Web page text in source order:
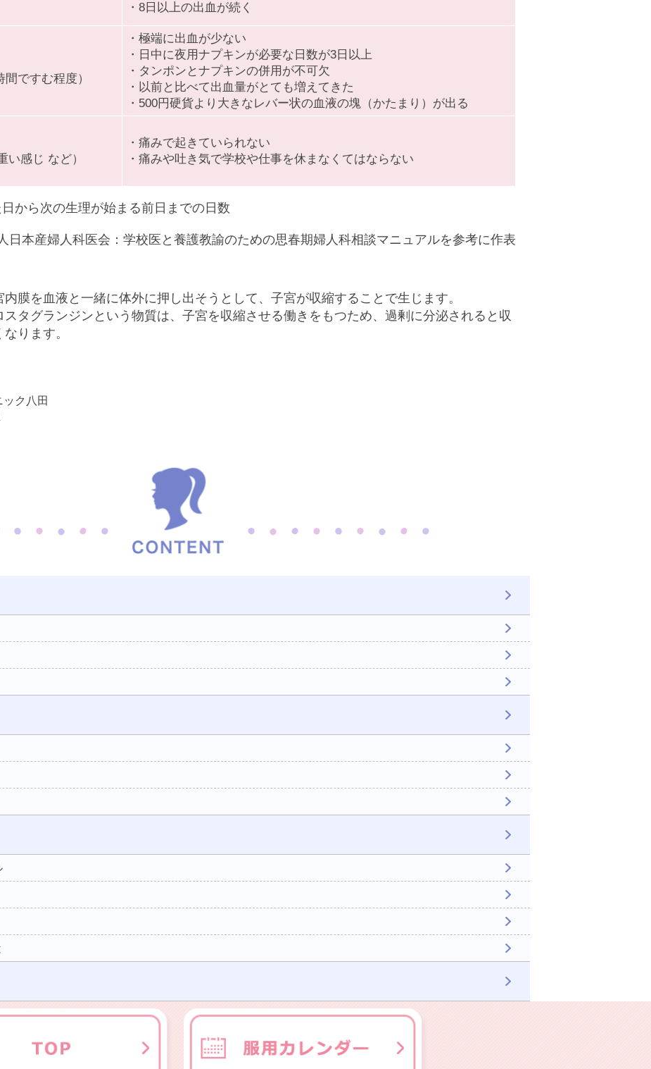
・8日以上の出血が続く
間ですむ程度）
・極端に出血が少ない
・日中に夜用ナプキンが必要な日数が3日以上
・タンポンとナプキンの併用が不可欠
・以前と比べて出血量がとても増えてきた
・500円硬貨より大きなレバー状の血液の塊（かたまり）が出る
い感じ など）
・痛みで起きていられない
・痛みや吐き気で学校や仕事を休まなくてはならない
から次の生理が始まる前日までの日数
日本産婦人科医会：学校医と養護教諭のための思春期婦人科相談マニュアルを参考に作表
膜を血液と一緒に体外に押し出そうとして、子宮が収縮することで生じます。
タグランジンという物質は、子宮を収縮させる働きをもつため、過剰に分泌されると収
ります。
ク八田